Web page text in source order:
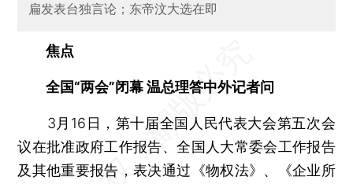
扁发表台独言论；东帝汶大选在即
焦点
全国“两会”闭幕 温总理答中外记者问
3月16日，第十届全国人民代表大会第五次会
议在批准政府工作报告、全国人大常委会工作报告
及其他重要报告，表决通过《物权法》、《企业所